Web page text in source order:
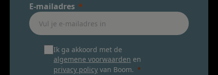
E-mailadres
Ik ga akkoord met de
algemene voorwaarden en
privacy policy van Boom.